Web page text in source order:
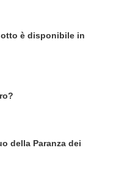
è disponibile in
della Paranza dei